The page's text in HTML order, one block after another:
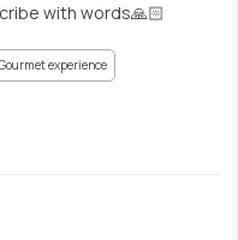
with words🙏🏻
experience